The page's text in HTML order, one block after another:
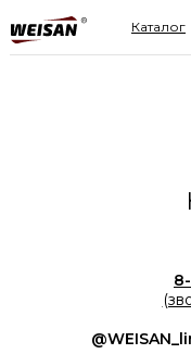
Каталог